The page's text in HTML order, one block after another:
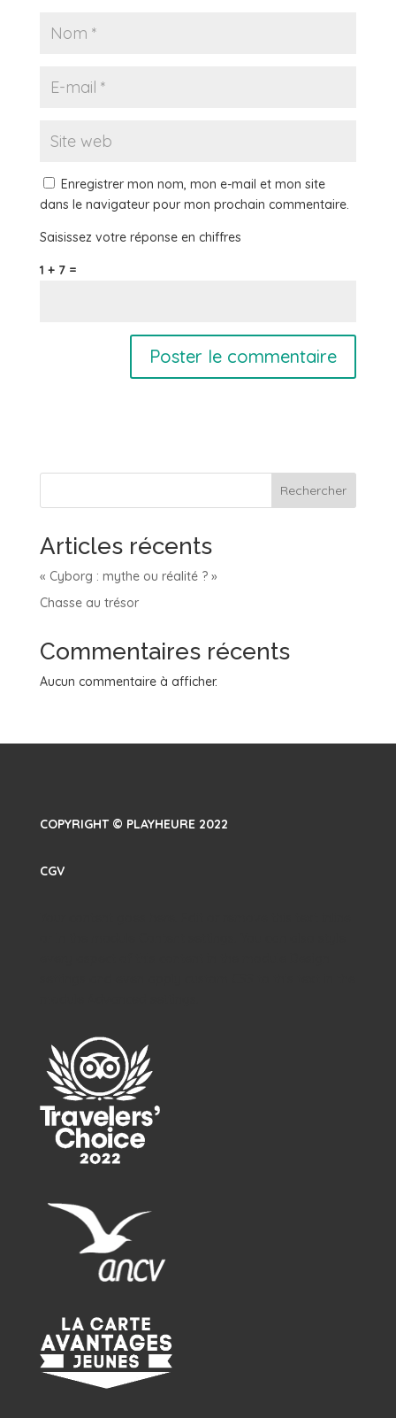
Enregistrer mon nom, mon e-mail et mon site
dans le navigateur pour mon prochain commentaire.
Saisissez votre réponse en chiffres
1 + 7 =
Rechercher
Articles récents
« Cyborg : mythe ou réalité ? »
Chasse au trésor
Commentaires récents
Aucun commentaire à afficher.
COPYRIGHT © PLAYHEURE 2022
CGV